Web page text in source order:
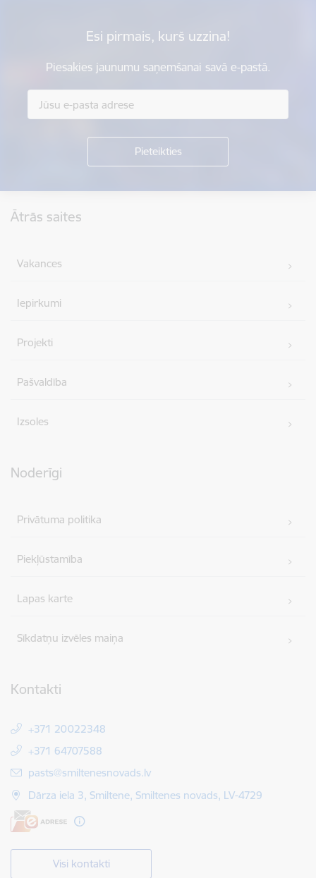
Esi pirmais, kurš uzzina!
Piesakies jaunumu saņemšanai savā e-pastā.
Ātrās saites
Vakances
Iepirkumi
Projekti
Pašvaldība
Izsoles
Noderīgi
Privātuma politika
Piekļūstamība
Lapas karte
Sīkdatņu izvēles maiņa
Kontakti
+371 20022348
+371 64707588
E-pasts:
pasts@smiltenesnovads.lv
Dārza iela 3, Smiltene, Smiltenes novads, LV-4729
Visi kontakti